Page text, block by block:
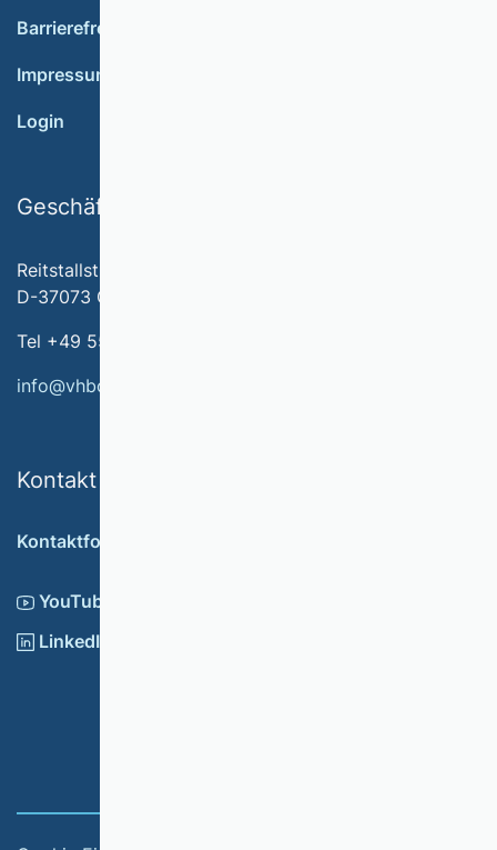
Barrierefreiheit
Impressum
Login
Geschäftsstelle
Reitstallstr. 7
D-37073 Göttingen
Tel +49 551 79778-566
info@vhbonline.org
Kontakt
Kontaktformular
YouTube
LinkedIn